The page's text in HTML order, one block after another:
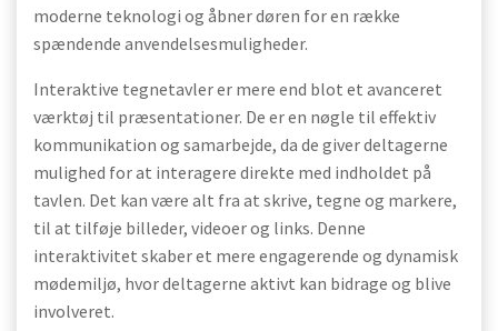
moderne teknologi og åbner døren for en række
spændende anvendelsesmuligheder.
Interaktive tegnetavler er mere end blot et avanceret
værktøj til præsentationer. De er en nøgle til effektiv
kommunikation og samarbejde, da de giver deltagerne
mulighed for at interagere direkte med indholdet på
tavlen. Det kan være alt fra at skrive, tegne og markere,
til at tilføje billeder, videoer og links. Denne
interaktivitet skaber et mere engagerende og dynamisk
mødemiljø, hvor deltagerne aktivt kan bidrage og blive
involveret.